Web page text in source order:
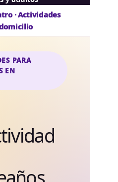
· Actividades
PARA
EN